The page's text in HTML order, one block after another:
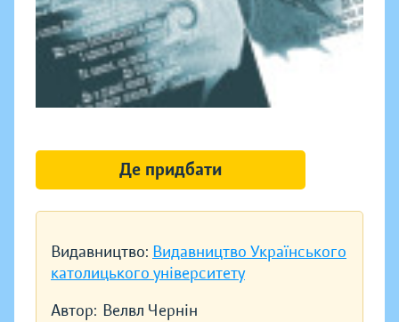
Видавництво: Видавництво Українського
католицького університету
Автор: Велвл Чернін
Де придбати